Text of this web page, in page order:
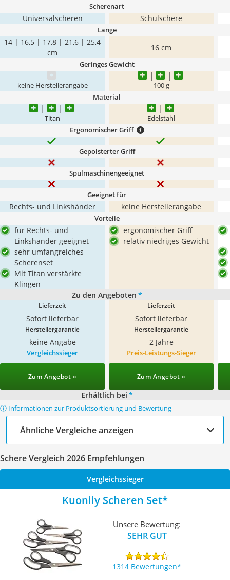
Scherenart
Universalscheren Schulschere
Länge
14 | 16,5 | 17,8 | 21,6 | 25,4
cm
16 cm
Geringes Gewicht
keine Herstellerangabe ‎100 g
Material
Titan Edelstahl
Ergonomischer Griff
Gepolsterter Griff
Spülmaschinengeeignet
Geeignet für
Rechts- und Linkshänder keine Herstellerangabe
Vorteile
für Rechts- und
Linkshänder geeignet
sehr umfangreiches
Scherenset
Mit Titan verstärkte
Klingen
ergonomischer Griff
relativ niedriges Gewicht
Zu den Angeboten *
Lieferzeit
Sofort lieferbar
Lieferzeit
Sofort lieferbar
Herstellergarantie
keine Angabe
Herstellergarantie
2 Jahre
Vergleichssieger
Zum Angebot »
Preis-Leistungs-Sieger
Zum Angebot »
Erhältlich bei *
ⓘ Informationen zur Produktsortierung und Bewertung
Ähnliche Vergleiche anzeigen
Schere Vergleich 2026 Empfehlungen
Vergleichssieger
Kuoniiy Scheren Set
Unsere Bewertung:
SEHR GUT
1314 Bewertungen